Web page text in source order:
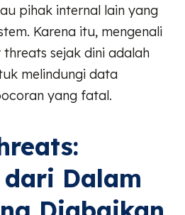
pihak internal lain yang
Karena itu, mengenali
sejak dini adalah
melindungi data
yang fatal.
Dalam